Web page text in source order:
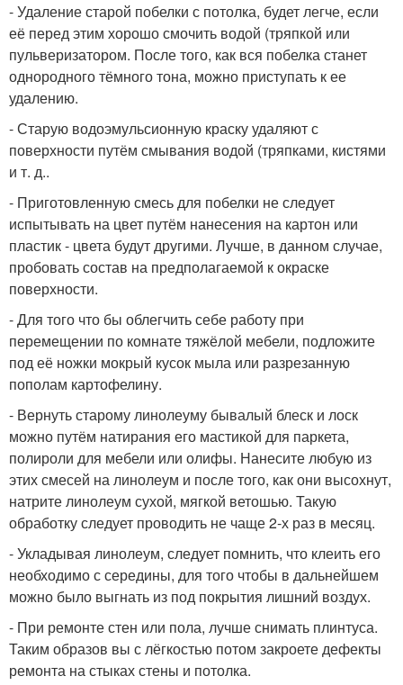
- Удаление старой побелки с потолка, будет легче, если
её перед этим хорошо смочить водой (тряпкой или
пульверизатором. После того, как вся побелка станет
однородного тёмного тона, можно приступать к ее
удалению.
- Старую водоэмульсионную краску удаляют с
поверхности путём смывания водой (тряпками, кистями
и т. д..
- Приготовленную смесь для побелки не следует
испытывать на цвет путём нанесения на картон или
пластик - цвета будут другими. Лучше, в данном случае,
пробовать состав на предполагаемой к окраске
поверхности.
- Для того что бы облегчить себе работу при
перемещении по комнате тяжёлой мебели, подложите
под её ножки мокрый кусок мыла или разрезанную
пополам картофелину.
- Вернуть старому линолеуму бывалый блеск и лоск
можно путём натирания его мастикой для паркета,
полироли для мебели или олифы. Нанесите любую из
этих смесей на линолеум и после того, как они высохнут,
натрите линолеум сухой, мягкой ветошью. Такую
обработку следует проводить не чаще 2-х раз в месяц.
- Укладывая линолеум, следует помнить, что клеить его
необходимо с середины, для того чтобы в дальнейшем
можно было выгнать из под покрытия лишний воздух.
- При ремонте стен или пола, лучше снимать плинтуса.
Таким образов вы с лёгкостью потом закроете дефекты
ремонта на стыках стены и потолка.